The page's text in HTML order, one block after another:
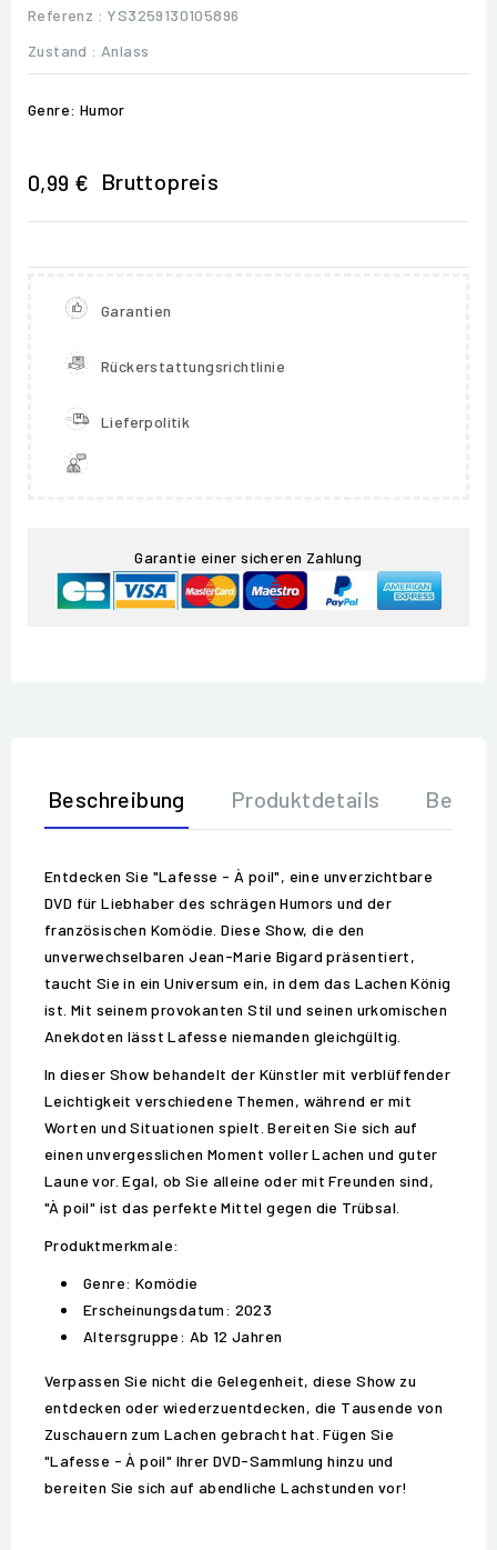
Referenz : YS3259130105896
Zustand : Anlass
Genre: Humor
0,99 € Bruttopreis
Garantien
Rückerstattungsrichtlinie
Lieferpolitik
Garantie einer sicheren Zahlung
Beschreibung Produktdetails
Entdecken Sie "Lafesse - À poil", eine unverzichtbare
DVD für Liebhaber des schrägen Humors und der
französischen Komödie. Diese Show, die den
unverwechselbaren Jean-Marie Bigard präsentiert,
taucht Sie in ein Universum ein, in dem das Lachen König
ist. Mit seinem provokanten Stil und seinen urkomischen
Anekdoten lässt Lafesse niemanden gleichgültig.
In dieser Show behandelt der Künstler mit verblüffender
Leichtigkeit verschiedene Themen, während er mit
Worten und Situationen spielt. Bereiten Sie sich auf
einen unvergesslichen Moment voller Lachen und guter
Laune vor. Egal, ob Sie alleine oder mit Freunden sind,
"À poil" ist das perfekte Mittel gegen die Trübsal.
Produktmerkmale:
Genre: Komödie
Erscheinungsdatum: 2023
Altersgruppe: Ab 12 Jahren
Verpassen Sie nicht die Gelegenheit, diese Show zu
entdecken oder wiederzuentdecken, die Tausende von
Zuschauern zum Lachen gebracht hat. Fügen Sie
"Lafesse - À poil" Ihrer DVD-Sammlung hinzu und
bereiten Sie sich auf abendliche Lachstunden vor!